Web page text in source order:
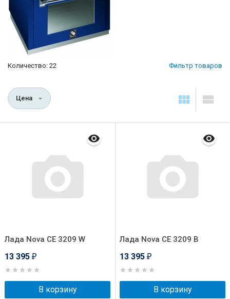
Количество: 22 Фильтр товаров
Цена
Лада Nova СE 3209 W
13 395 ₽
В корзину
Лада Nova СE 3209 В
13 395 ₽
В корзину